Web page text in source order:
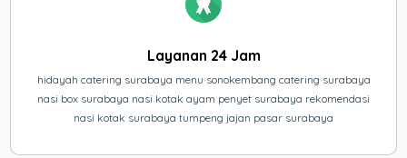
Layanan 24 Jam
hidayah catering surabaya menu sonokembang catering surabaya
nasi box surabaya nasi kotak ayam penyet surabaya rekomendasi
nasi kotak surabaya tumpeng jajan pasar surabaya